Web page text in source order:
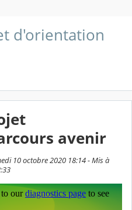
d'orientation
avenir
10 octobre 2020 18:14 - Mis à